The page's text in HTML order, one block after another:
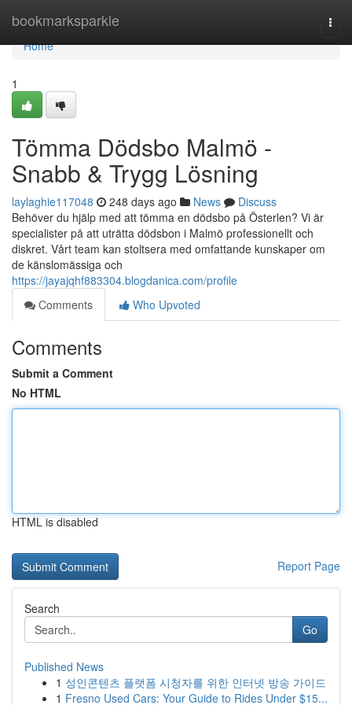
bookmarksparkle
Home
Home
1
Tömma Dödsbo Malmö -
Snabb & Trygg Lösning
laylaghie117048 248 days ago News
Discuss
Behöver du hjälp med att tömma en dödsbo på Österlen? Vi är
specialister på att uträtta dödsbon i Malmö professionellt och
diskret. Vårt team kan stoltsera med omfattande kunskaper om
de känslomässiga och
https://jayajqhf883304.blogdanica.com/profile
Comments
Who Upvoted
Comments
Submit a Comment
No HTML
HTML is disabled
Report Page
Search
Go
Published News
1 성인콘텐츠 플랫폼 시청자를 위한 인터넷 방송 가이드
1 Fresno Used Cars: Your Guide to Rides Under $15...